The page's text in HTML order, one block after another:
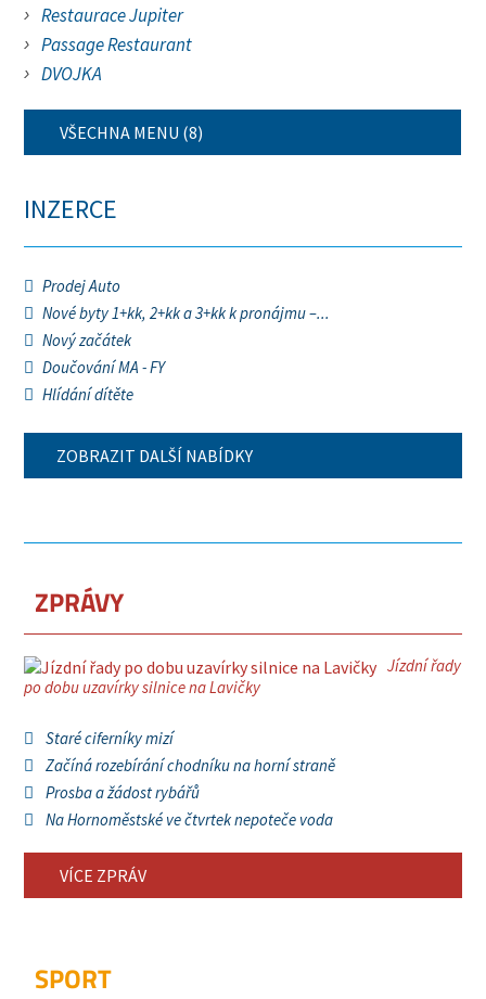
Restaurace Jupiter
Passage Restaurant
DVOJKA
VŠECHNA MENU (8)
INZERCE
Prodej Auto
Nové byty 1+kk, 2+kk a 3+kk k pronájmu –...
Nový začátek
Doučování MA - FY
Hlídání dítěte
ZOBRAZIT DALŠÍ NABÍDKY
ZPRÁVY
Jízdní řady
po dobu uzavírky silnice na Lavičky
Staré ciferníky mizí
Začíná rozebírání chodníku na horní straně
Prosba a žádost rybářů
Na Hornoměstské ve čtvrtek nepoteče voda
VÍCE ZPRÁV
SPORT